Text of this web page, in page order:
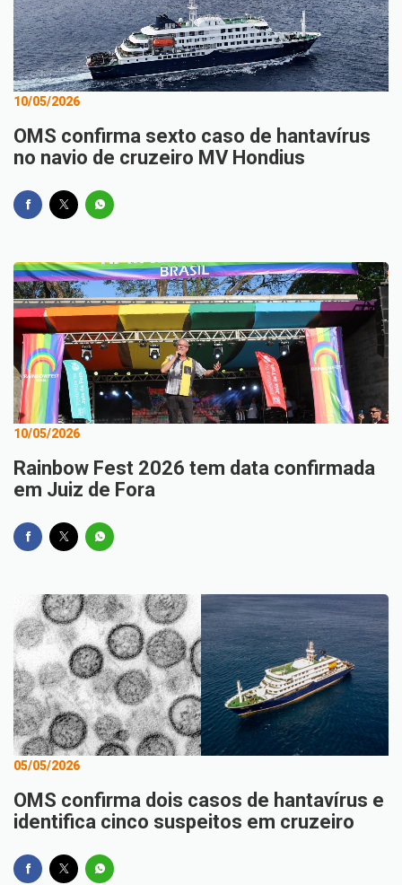
10/05/2026
OMS confirma sexto caso de hantavírus
no navio de cruzeiro MV Hondius
10/05/2026
Rainbow Fest 2026 tem data confirmada
em Juiz de Fora
05/05/2026
OMS confirma dois casos de hantavírus e
identifica cinco suspeitos em cruzeiro